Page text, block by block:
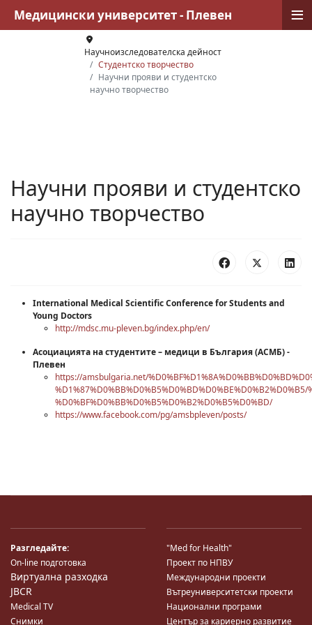
Научноизследователска дейност
Студентско творчество
Научни прояви и студентско
научно творчество
Научни прояви и студентско
научно творчество
International Medical Scientific Conference for Students and
Young Doctors
http://mdsc.mu-pleven.bg/index.php/en/
Асоциацията на студентите – медици в България (АСМБ) -
Плевен
https://amsbulgaria.net/
%D0%BF%D0%BB%D0%B5%D0%B2%D0%B5%D0%BD/
https://www.facebook.com/pg/amsbpleven/posts/
Разгледайте:
On-line подготовка
Виртуална разходка
JBCR
Medical TV
Снимки
"Med for Health"
Проект по НПВУ
Международни проекти
Вътреуниверситетски проекти
Национални програми
Център за кариерно развитие
Медицински университет - Плевен ≡